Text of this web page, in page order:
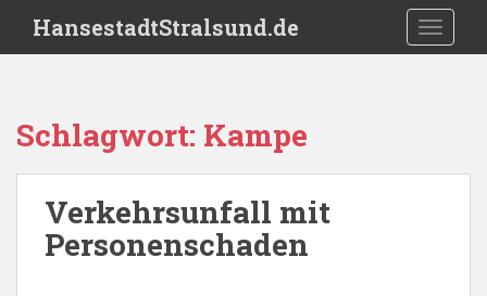
i
HansestadtStralsund.de
Schlagwort: Kampe
Verkehrsunfall mit
Personenschaden